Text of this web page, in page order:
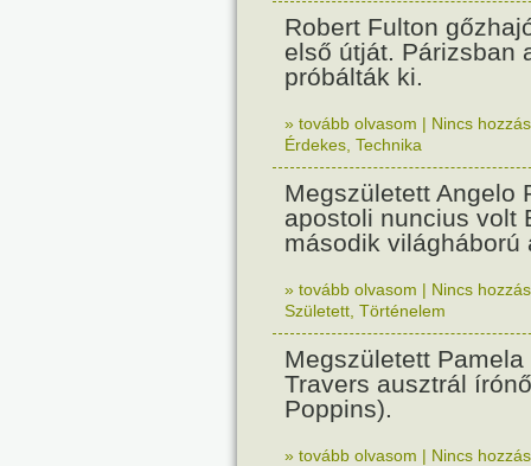
Robert Fulton
első útját. Párizsban
próbálták ki.
» tovább olvasom | Nincs
Érdekes Technika
Megszületett Angelo
apostoli nuncius volt
második világháború
» tovább olvasom | Nincs
Született Történelem
Megszületett Pamela
Travers ausztrál
Poppins).
» tovább olvasom | Nincs